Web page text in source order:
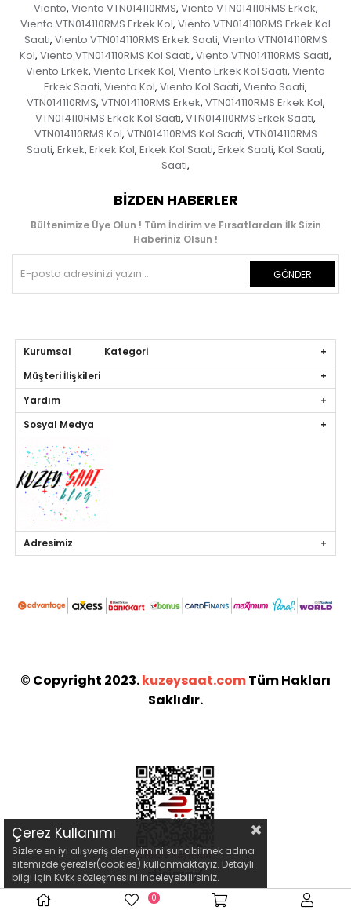
Vıento, Vıento VTN014110RMS, Vıento VTN014110RMS Erkek,
Vıento VTN014110RMS Erkek Kol, Vıento VTN014110RMS Erkek Kol
Saati, Vıento VTN014110RMS Erkek Saati, Vıento VTN014110RMS
Kol, Vıento VTN014110RMS Kol Saati, Vıento VTN014110RMS Saati,
Vıento Erkek, Vıento Erkek Kol, Vıento Erkek Kol Saati, Vıento
Erkek Saati, Vıento Kol, Vıento Kol Saati, Vıento Saati,
VTN014110RMS, VTN014110RMS Erkek, VTN014110RMS Erkek Kol,
VTN014110RMS Erkek Kol Saati, VTN014110RMS Erkek Saati,
VTN014110RMS Kol, VTN014110RMS Kol Saati, VTN014110RMS
Saati, Erkek, Erkek Kol, Erkek Kol Saati, Erkek Saati, Kol Saati,
Saati,
BIZDEN HABERLER
Bültenimize Üye Olun ! Tüm İndirim ve Fırsatlardan İlk Sizin
Haberiniz Olsun !
GÖNDER
Kurumsal Kategori
Müşteri İlişkileri
Yardım
Sosyal Medya
Adresimiz
© Copyright 2023.kuzeysaat.comTüm Hakları
Saklıdır.
Çerez Kullanımı
Sizlere en iyi alışveriş deneyimini sunabilmek adına
sitemizde çerezler(cookies) kullanmaktayız. Detaylı
bilgi için Kvkk sözleşmesini inceleyebilirsiniz.
0